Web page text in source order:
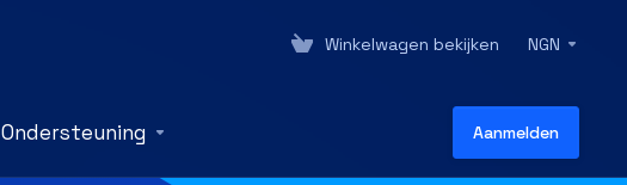
Winkelwagen bekijken NGN
Ondersteuning Aanmelden